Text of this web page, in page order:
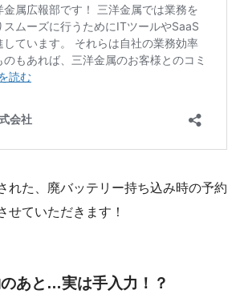
れた、廃バッテリー持ち込み時の予約
せていただきます！
あと…実は手入力！？